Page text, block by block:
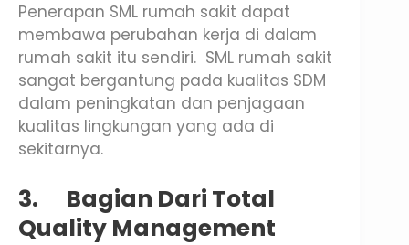
Penerapan SML rumah sakit dapat
membawa perubahan kerja di dalam
rumah sakit itu sendiri. SML rumah sakit
sangat bergantung pada kualitas SDM
dalam peningkatan dan penjagaan
kualitas lingkungan yang ada di
sekitarnya.
3. Bagian Dari Total
Quality Management